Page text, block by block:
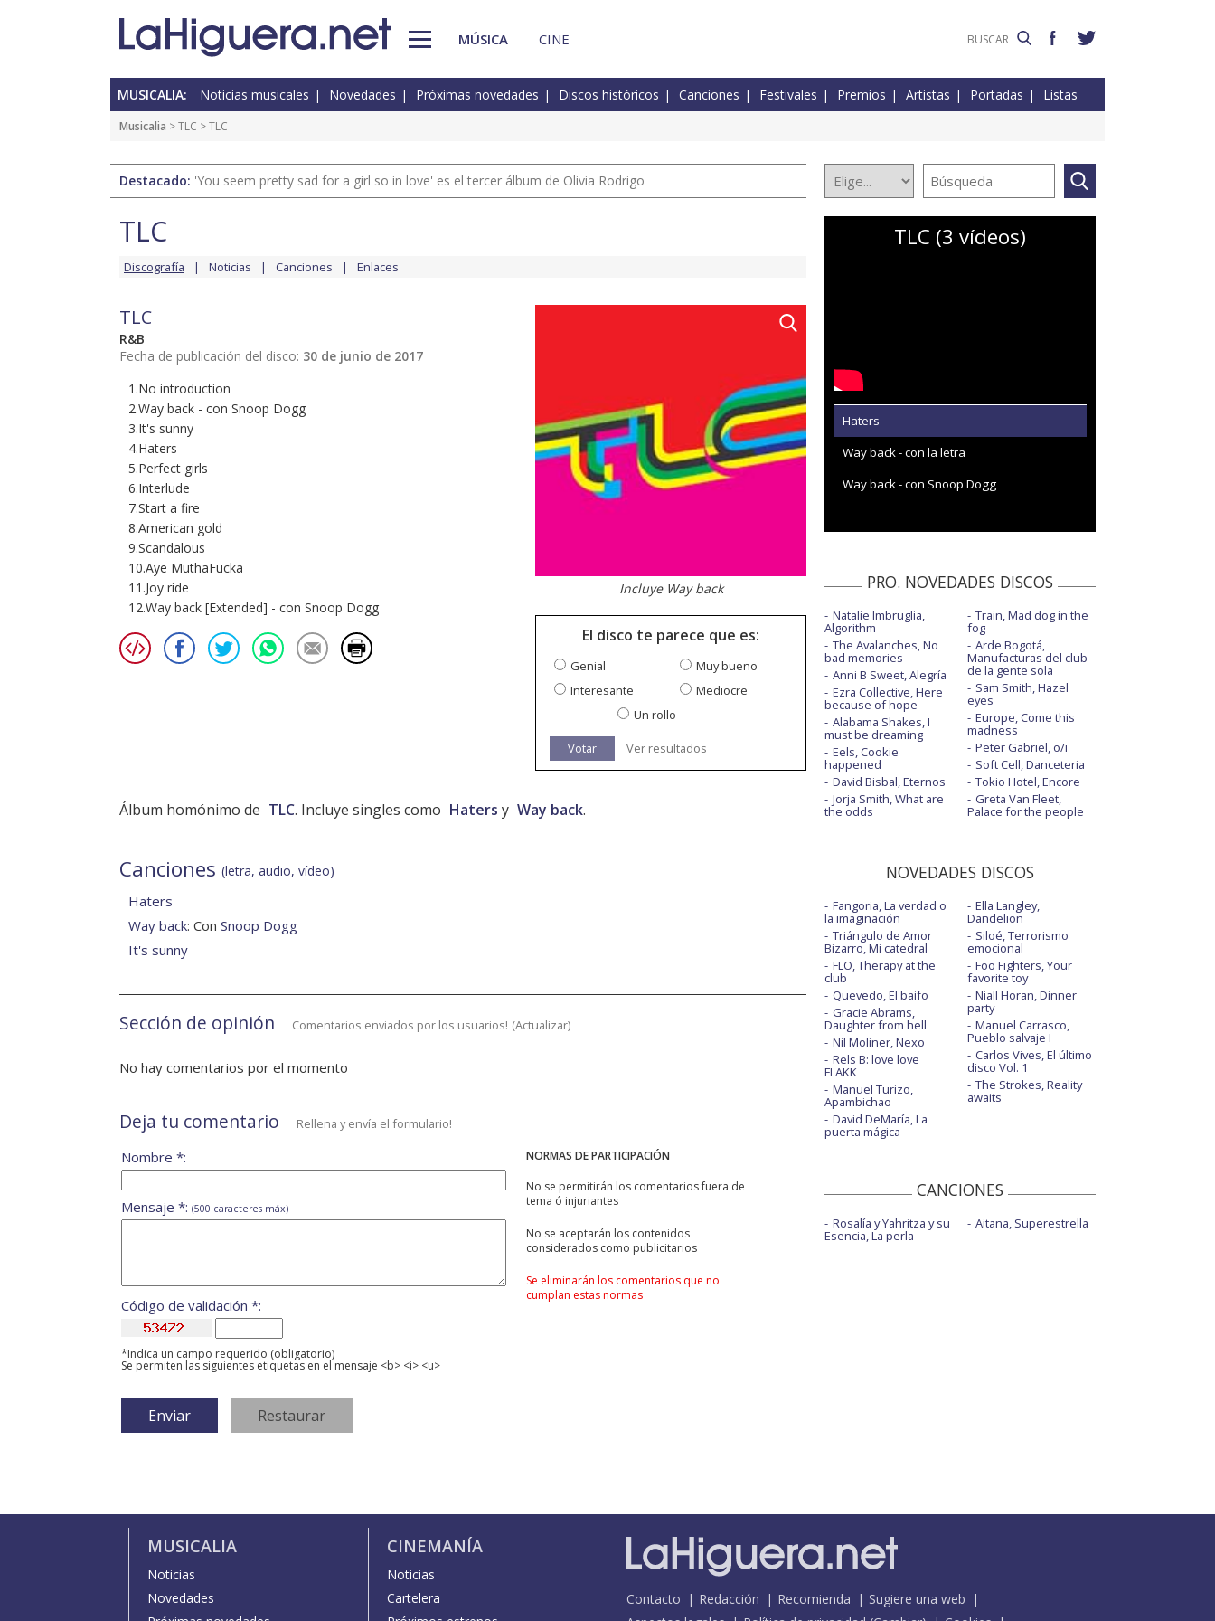
MÚSICA CINE
MUSICALIA: Noticias musicales Novedades Próximas novedades Discos históricos Canciones Festivales Premios Artistas Portadas Listas
Musicalia >TLC > TLC
Destacado: 'You seem pretty sad for a girl so in love' es el tercer álbum de Olivia Rodrigo
TLC
Discografía Noticias Canciones Enlaces
TLC
R&B
Fecha de publicación del disco: 30 de junio de 2017
1.No introduction
2.Way back - con Snoop Dogg
3.It's sunny
4.Haters
5.Perfect girls
6.Interlude
7.Start a fire
8.American gold
9.Scandalous
10.Aye MuthaFucka
11.Joy ride
12.Way back [Extended] - con Snoop Dogg
Incluye Way back
El disco te parece que es:
Genial
Muy bueno
Interesante
Mediocre
Un rollo
Votar Ver resultados
Álbum homónimo de TLC. Incluye singles como Haters y Way back.
Canciones (letra, audio, vídeo)
Haters
Way back: Con Snoop Dogg
It's sunny
Sección de opinión Comentarios enviados por los usuarios! (Actualizar)
No hay comentarios por el momento
Deja tu comentario Rellena y envía el formulario!
NORMAS DE PARTICIPACIÓN
No se permitirán los comentarios fuera de
tema ó injuriantes
No se aceptarán los contenidos
considerados como publicitarios
Se eliminarán los comentarios que no
cumplan estas normas
Nombre *:
Mensaje *: (500 caracteres máx)
Código de validación *:
*Indica un campo requerido (obligatorio)
Se permiten las siguientes etiquetas en el mensaje <b> <i> <u>
TLC (3 vídeos)
Haters
Way back - con la letra
Way back - con Snoop Dogg
PRO. NOVEDADES DISCOS
Natalie Imbruglia,
Algorithm
The Avalanches, No
bad memories
Anni B Sweet, Alegría
Ezra Collective, Here
because of hope
Alabama Shakes, I
must be dreaming
Eels, Cookie
happened
David Bisbal, Eternos
Jorja Smith, What are
the odds
Train, Mad dog in the
fog
Arde Bogotá,
Manufacturas del club
de la gente sola
Sam Smith, Hazel
eyes
Europe, Come this
madness
Peter Gabriel, o/i
Soft Cell, Danceteria
Tokio Hotel, Encore
Greta Van Fleet,
Palace for the people
NOVEDADES DISCOS
Fangoria, La verdad o
la imaginación
Triángulo de Amor
Bizarro, Mi catedral
FLO, Therapy at the
club
Quevedo, El baifo
Gracie Abrams,
Daughter from hell
Nil Moliner, Nexo
Rels B: love love
FLAKK
Manuel Turizo,
Apambichao
David DeMaría, La
puerta mágica
Ella Langley,
Dandelion
Siloé, Terrorismo
emocional
Foo Fighters, Your
favorite toy
Niall Horan, Dinner
party
Manuel Carrasco,
Pueblo salvaje I
Carlos Vives, El último
disco Vol. 1
The Strokes, Reality
awaits
CANCIONES
Rosalía y Yahritza y su
Esencia, La perla
Aitana, Superestrella
MUSICALIA
Noticias
Novedades
CINEMANÍA
Noticias
Cartelera
Contacto Redacción Recomienda
Sugiere una web